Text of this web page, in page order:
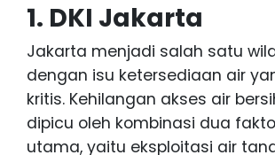
1. DKI Jakarta
Jakarta menjadi salah satu
dengan isu ketersediaan air
kritis. Kehilangan akses air
dipicu oleh kombinasi dua
utama, yaitu eksploitasi air